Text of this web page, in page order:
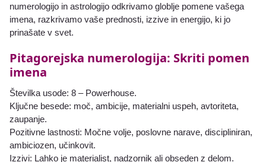
numerologijo in astrologijo odkrivamo globlje pomene vašega
imena, razkrivamo vaše prednosti, izzive in energijo, ki jo
prinašate v svet.
Pitagorejska numerologija: Skriti pomen
imena
Številka usode: 8 – Powerhouse.
Ključne besede: moč, ambicije, materialni uspeh, avtoriteta,
zaupanje.
Pozitivne lastnosti: Močne volje, poslovne narave, discipliniran,
ambiciozen, učinkovit.
Izzivi: Lahko je materialist, nadzornik ali obseden z delom.